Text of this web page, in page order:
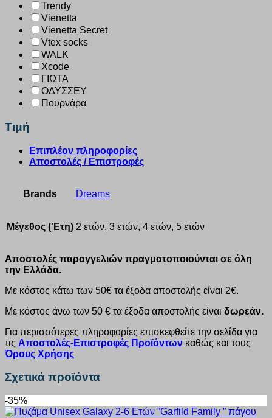
Trendy
Vienetta
Vienetta Secret
Vtex socks
WALK
Xcode
ΓΙΩΤΑ
ΟΔΥΣΣΕΥ
Πουρνάρα
Τιμή
Επιπλέον πληροφορίες
Αποστολές / Επιστροφές
Brands Dreams
Μέγεθος ('Ετη) 2 ετών, 3 ετών, 4 ετών, 5 ετών
Αποστολές παραγγελιών πραγματοποιούνται σε όλη
την Ελλάδα.
Με κόστος κάτω των 50€ τα έξοδα αποστολής είναι 2€.
Με κόστος άνω των 50 € τα έξοδα αποστολής είναι δωρεάν.
Για περισσότερες πληροφορίες επισκεφθείτε την σελίδα για
τις Αποστολές-Επιστροφές Προϊόντων καθώς και τους
Όρους Χρήσης
Σχετικά προϊόντα
-35%